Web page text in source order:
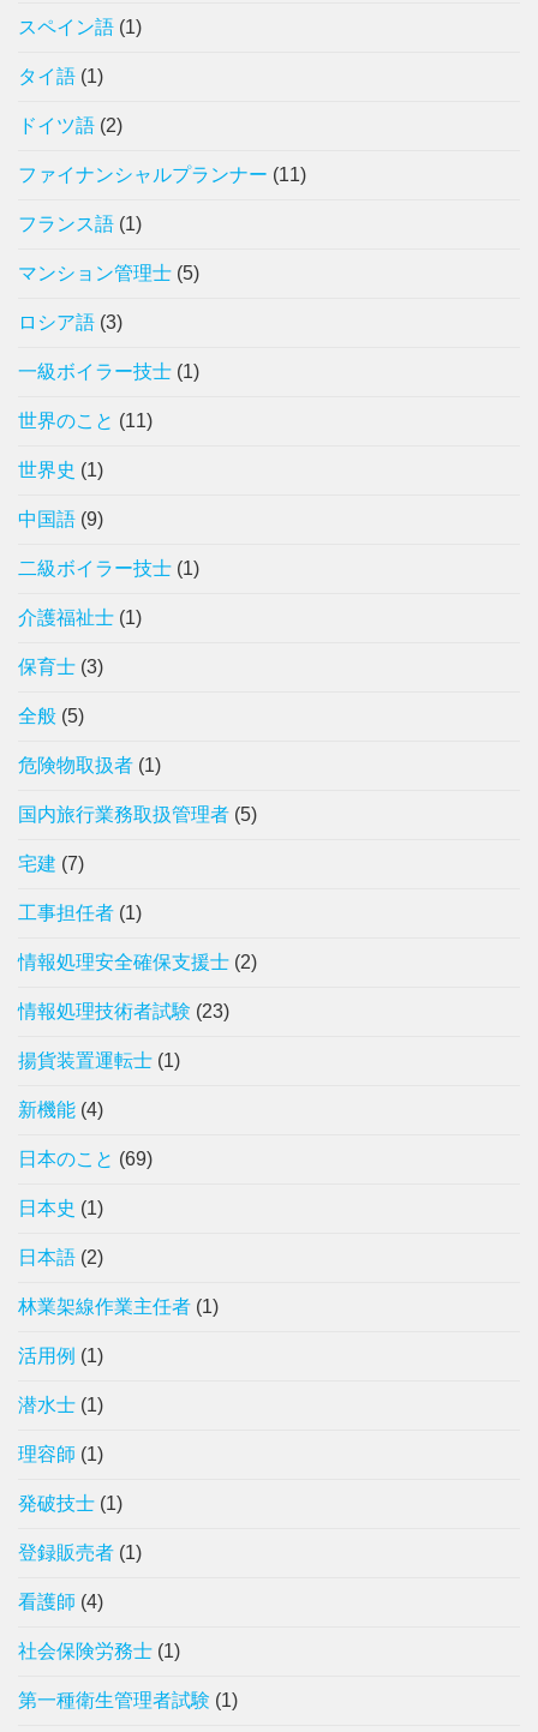
スペイン語 (1)
タイ語 (1)
ドイツ語 (2)
ファイナンシャルプランナー (11)
フランス語 (1)
マンション管理士 (5)
ロシア語 (3)
一級ボイラー技士 (1)
世界のこと (11)
世界史 (1)
中国語 (9)
二級ボイラー技士 (1)
介護福祉士 (1)
保育士 (3)
全般 (5)
危険物取扱者 (1)
国内旅行業務取扱管理者 (5)
宅建 (7)
工事担任者 (1)
情報処理安全確保支援士 (2)
情報処理技術者試験 (23)
揚貨装置運転士 (1)
新機能 (4)
日本のこと (69)
日本史 (1)
日本語 (2)
林業架線作業主任者 (1)
活用例 (1)
潜水士 (1)
理容師 (1)
発破技士 (1)
登録販売者 (1)
看護師 (4)
社会保険労務士 (1)
第一種衛生管理者試験 (1)